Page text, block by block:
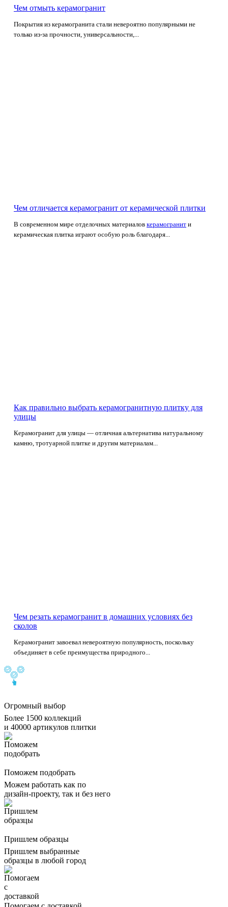
Чем отмыть керамогранит
Покрытия из керамогранита стали невероятно популярными не
только из-за прочности, универсальности,...
Чем отличается керамогранит от керамической плитки
В современном мире отделочных материалов керамогранит и
керамическая плитка играют особую роль благодаря...
Как правильно выбрать керамогранитную плитку для
улицы
Керамогранит для улицы — отличная альтернатива натуральному
камню, тротуарной плитке и другим материалам...
Чем резать керамогранит в домашних условиях без
сколов
Керамогранит завоевал невероятную популярность, поскольку
объединяет в себе преимущества природного...
Огромный выбор
Более 1500 коллекций
и 40000 артикулов плитки
Поможем подобрать
Можем работать как по
дизайн-проекту, так и без него
Пришлем образцы
Пришлем выбранные
образцы в любой город